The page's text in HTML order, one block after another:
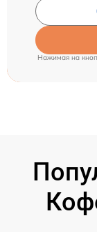
Нажимая на